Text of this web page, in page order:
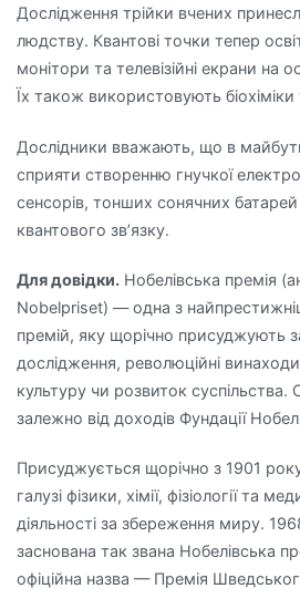
Дослідження трійки вчених
людству. Квантові точки тепер
монітори та телевізійні екрани на
Їх також використовують біохіміки
Дослідники вважають, що в
сприяти створенню гнучкої
сенсорів, тонших сонячних
квантового зв’язку.
Для довідки. Нобелівська премія
Nobelpriset) — одна з
премій, яку щорічно присуджують
дослідження, революційні
культуру чи розвиток суспільства.
залежно від доходів Фундації
Присуджується щорічно з 1901
галузі фізики, хімії, фізіології та
діяльності за збереження миру.
заснована так звана Нобелівська
офіційна назва — Премія